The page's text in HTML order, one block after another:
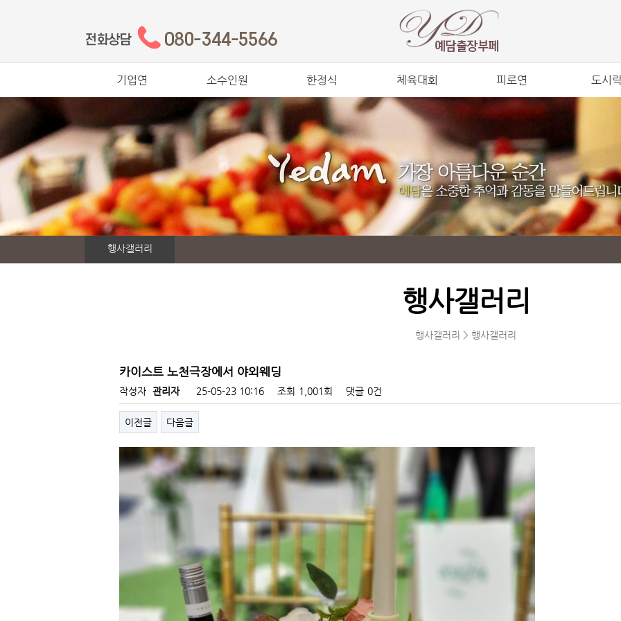
기업연 소수인원 한정식 체육대회 피로연 도시
35,000원
40,000원
50,000원
60,000원
80,000원
30,000원
40,000원
50,000원
80,000원
포장메뉴
40,000원
50,000원
60,000원
70,000원
20,000원
25,000원
45,000원
65,000원
85,000원
행사갤러리
행사갤러리
행사갤러리 > 행사갤러리
카이스트 노천극장에서 야외웨딩
작성자 관리자 25-05-23 10:16 조회 1,001회 댓글 0건
이전글 다음글